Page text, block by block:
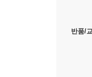
반품/